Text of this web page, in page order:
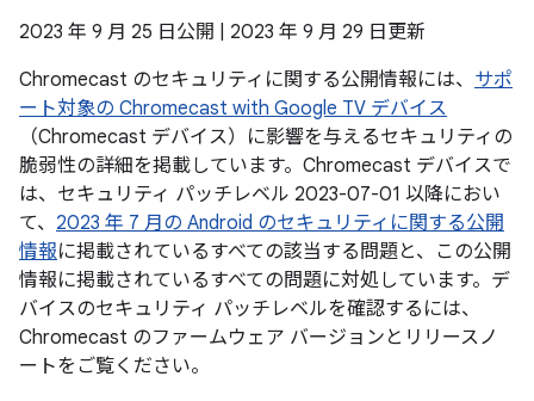
2023 年 9 月 25 日公開 | 2023 年 9 月 29 日更新
Chromecast のセキュリティに関する公開情報には、 サポ
ート対象の Chromecast with Google TV デバイス
（Chromecast デバイス）に影響を与えるセキュリティの
脆弱性の詳細を掲載しています。Chromecast デバイスで
は、セキュリティ パッチレベル 2023-07-01 以降におい
て、 2023 年 7 月の Android のセキュリティに関する公開
情報に掲載されているすべての該当する問題と、この公開
情報に掲載されているすべての問題に対処しています。デ
バイスのセキュリティ パッチレベルを確認するには、
Chromecast のファームウェア バージョンとリリースノ
ートをご覧ください。